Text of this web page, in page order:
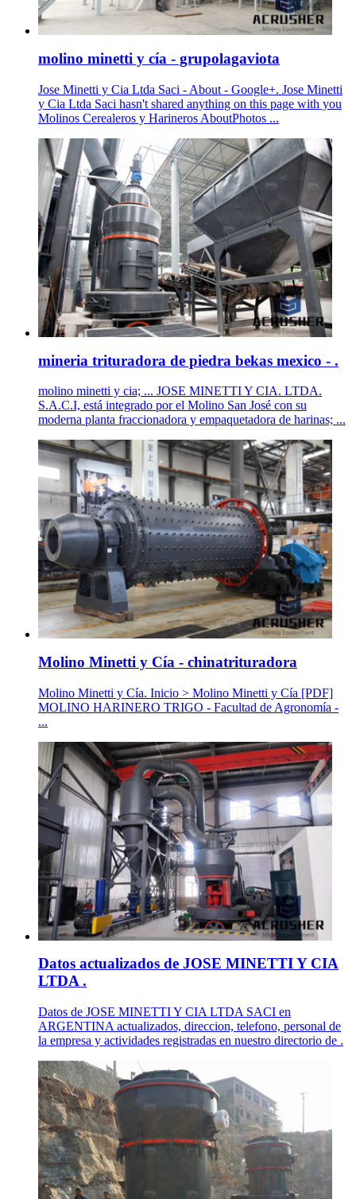
molino minetti y cía - grupolagaviota
Jose Minetti y Cia Ltda Saci - About - Google+. Jose Minetti
y Cia Ltda Saci hasn't shared anything on this page with you
Molinos Cerealeros y Harineros AboutPhotos ...
mineria trituradora de piedra bekas mexico - .
molino minetti y cia; ... JOSE MINETTI Y CIA. LTDA.
S.A.C.I, está integrado por el Molino San José con su
moderna planta fraccionadora y empaquetadora de harinas; ...
Molino Minetti y Cía - chinatrituradora
Molino Minetti y Cía. Inicio > Molino Minetti y Cía [PDF]
MOLINO HARINERO TRIGO - Facultad de Agronomía -
...
Datos actualizados de JOSE MINETTI Y CIA
LTDA .
Datos de JOSE MINETTI Y CIA LTDA SACI en
ARGENTINA actualizados, direccion, telefono, personal de
la empresa y actividades registradas en nuestro directorio de .